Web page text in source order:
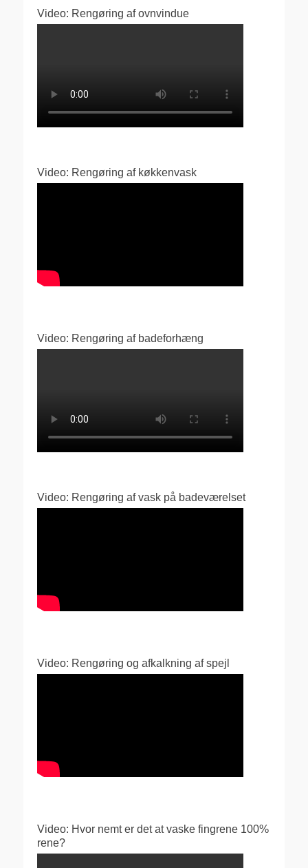
Video: Rengøring af ovnvindue
Video: Rengøring af køkkenvask
Video: Rengøring af badeforhæng
Video: Rengøring af vask på badeværelset
Video: Rengøring og afkalkning af spejl
Video: Hvor nemt er det at vaske fingrene 100%
rene?